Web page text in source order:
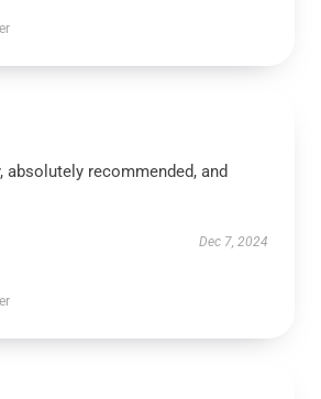
absolutely recommended, and
Dec 7, 2024